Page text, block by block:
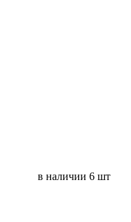
в наличии 6 шт